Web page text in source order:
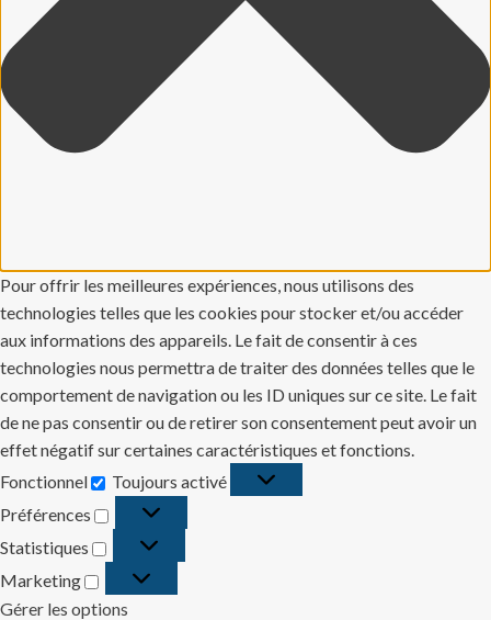
Pour offrir les meilleures expériences, nous utilisons des
technologies telles que les cookies pour stocker et/ou accéder
aux informations des appareils. Le fait de consentir à ces
technologies nous permettra de traiter des données telles que le
comportement de navigation ou les ID uniques sur ce site. Le fait
de ne pas consentir ou de retirer son consentement peut avoir un
effet négatif sur certaines caractéristiques et fonctions.
Fonctionnel
Fonctionnel
Toujours activé
Préférences
Préférences
Statistiques
Statistiques
Marketing
Marketing
Gérer les options